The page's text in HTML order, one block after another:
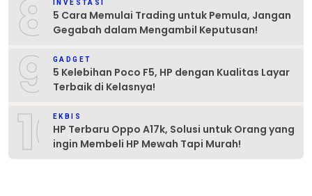
8 INVESTASI
5 Cara Memulai Trading untuk Pemula, Jangan
Gegabah dalam Mengambil Keputusan!
9 GADGET
5 Kelebihan Poco F5, HP dengan Kualitas Layar
Terbaik di Kelasnya!
10EKBIS
HP Terbaru Oppo A17k, Solusi untuk Orang yang
ingin Membeli HP Mewah Tapi Murah!